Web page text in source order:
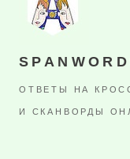
ОТВЕТЫ НА
И СКАНВОРДЫ